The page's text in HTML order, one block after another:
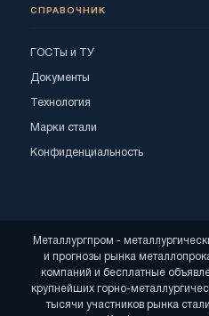
СПРАВОЧНИК
ГОСТы и ТУ
Документы
Технология
Марки стали
Конфиденциальность
Металлургпром -
и прогнозы рынка
компаний и бесплатные
крупнейших горно-
тысячи участников рынка